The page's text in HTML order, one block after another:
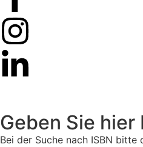
Geben Sie hier
Bei der Suche nach ISBN bitte